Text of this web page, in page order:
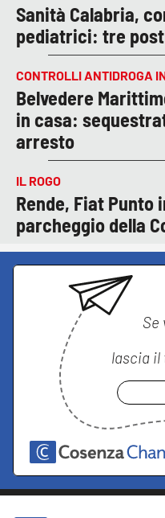
Sanità Calabria,
pediatrici: tre
CONTROLLI ANTIDROGA
Belvedere
in casa:
arresto
IL ROGO
Rende, Fiat Punto
parcheggio della
Se
lascia il